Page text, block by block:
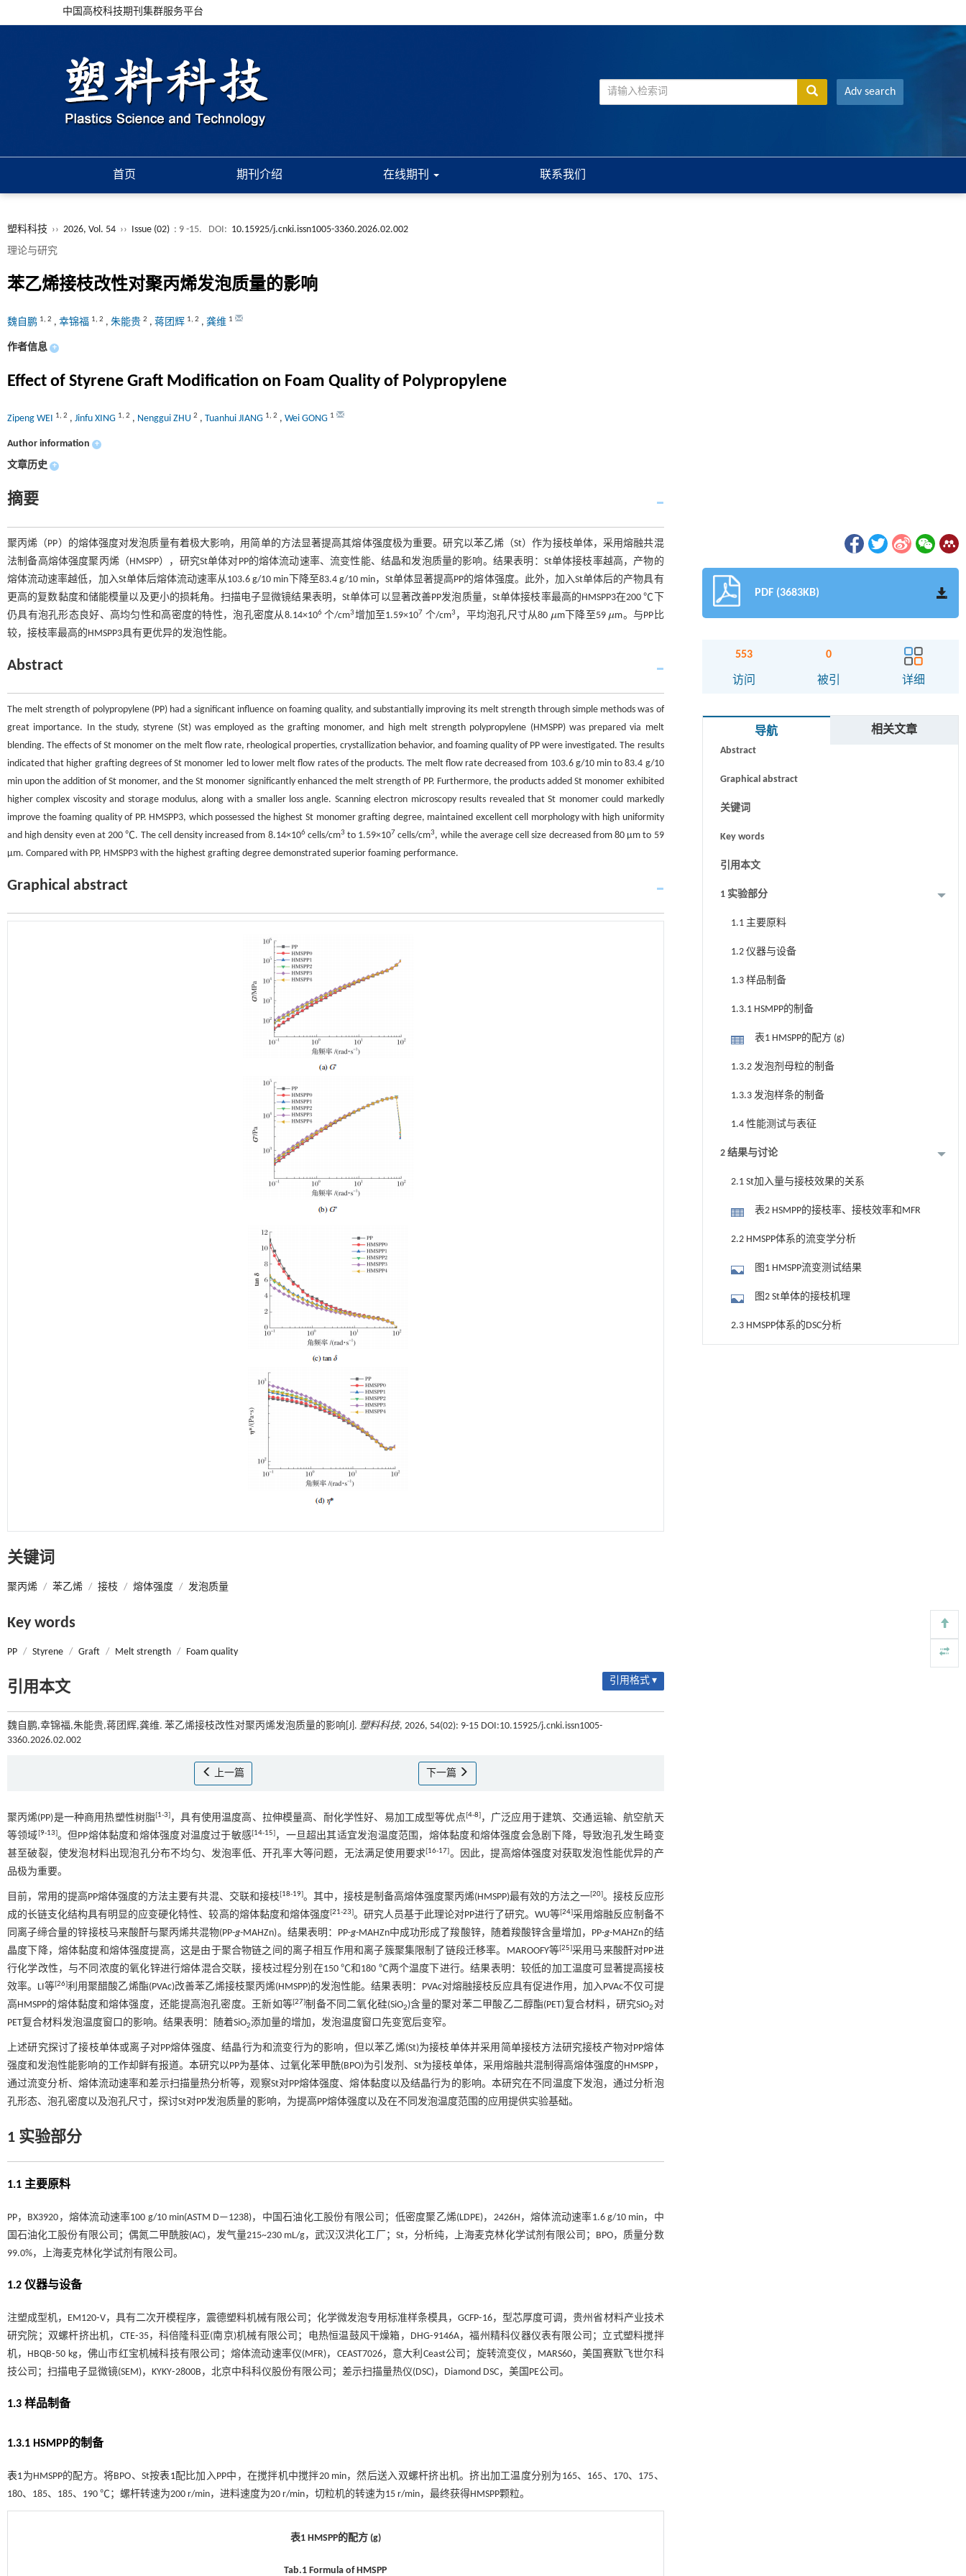
中国高校科技期刊集群服务平台
Adv search
首页 期刊介绍 在线期刊 联系我们
塑料科技 ›› 2026, Vol. 54 ›› Issue (02) : 9 -15. DOI: 10.15925/j.cnki.issn1005-3360.2026.02.002
理论与研究
苯乙烯接枝改性对聚丙烯发泡质量的影响
魏自鹏 1, 2 , 幸锦福 1, 2 , 朱能贵 2 , 蒋团辉 1, 2 , 龚维 1
作者信息 +
Effect of Styrene Graft Modification on Foam Quality of Polypropylene
Zipeng WEI 1, 2 , Jinfu XING 1, 2 , Nenggui ZHU 2 , Tuanhui JIANG 1, 2 , Wei GONG 1
Author information +
文章历史 +
摘要
聚丙烯（PP）的熔体强度对发泡质量有着极大影响，用简单的方法显著提高其熔体强度极为重要。研究以苯乙烯（St）作为接枝单体，采用熔融共混
法制备高熔体强度聚丙烯（HMSPP），研究St单体对PP的熔体流动速率、流变性能、结晶和发泡质量的影响。结果表明：St单体接枝率越高，产物的
熔体流动速率越低，加入St单体后熔体流动速率从103.6 g/10 min下降至83.4 g/10 min，St单体显著提高PP的熔体强度。此外，加入St单体后的产物具有
更高的复数黏度和储能模量以及更小的损耗角。扫描电子显微镜结果表明，St单体可以显著改善PP发泡质量，St单体接枝率最高的HMSPP3在200 ℃下
仍具有泡孔形态良好、高均匀性和高密度的特性，泡孔密度从8.14×106个/cm3增加至1.59×107 个/cm3 ，平均泡孔尺寸从80 μ
μm下降至59μ
μm。与PP比
较，接枝率最高的HMSPP3具有更优异的发泡性能。
Abstract
The melt strength of polypropylene (PP) had a significant influence on foaming quality, and substantially improving its melt strength through simple methods was of
great importance. In the study, styrene (St) was employed as the grafting monomer, and high melt strength polypropylene (HMSPP) was prepared via melt
blending. The effects of St monomer on the melt flow rate, rheological properties, crystallization behavior, and foaming quality of PP were investigated. The results
indicated that higher grafting degrees of St monomer led to lower melt flow rates of the products. The melt flow rate decreased from 103.6 g/10 min to 83.4 g/10
min upon the addition of St monomer, and the St monomer significantly enhanced the melt strength of PP. Furthermore, the products added St monomer exhibited
higher complex viscosity and storage modulus, along with a smaller loss angle. Scanning electron microscopy results revealed that St monomer could markedly
improve the foaming quality of PP. HMSPP3, which possessed the highest St monomer grafting degree, maintained excellent cell morphology with high uniformity
and high density even at 200 ℃. The cell density increased from 8.14×106cells/cm3 to 1.59×107 cells/cm3, while the average cell size decreased from 80 μm to 59
μm. Compared with PP, HMSPP3 with the highest grafting degree demonstrated superior foaming performance.
Graphical abstract
关键词
聚丙烯 / 苯乙烯 / 接枝 / 熔体强度 / 发泡质量
Key words
PP / Styrene / Graft / Melt strength / Foam quality
引用本文 引用格式 ▾
魏自鹏,幸锦福,朱能贵,蒋团辉,龚维. 苯乙烯接枝改性对聚丙烯发泡质量的影响[J]. 塑料科技, 2026, 54(02): 9-15 DOI:10.15925/j.cnki.issn1005-
3360.2026.02.002
上一篇 下一篇
聚丙烯(PP)是一种商用热塑性树脂[1-3] ，具有使用温度高、拉伸模量高、耐化学性好、易加工成型等优点[4-8]，广泛应用于建筑、交通运输、航空航天
等领域[9-13]。但PP熔体黏度和熔体强度对温度过于敏感[14-15] ，一旦超出其适宜发泡温度范围，熔体黏度和熔体强度会急剧下降，导致泡孔发生畸变
甚至破裂，使发泡材料出现泡孔分布不均匀、发泡率低、开孔率大等问题，无法满足使用要求[16-17]。因此，提高熔体强度对获取发泡性能优异的产
品极为重要。
目前，常用的提高PP熔体强度的方法主要有共混、交联和接枝[18-19]。其中，接枝是制备高熔体强度聚丙烯(HMSPP)最有效的方法之一[20]。接枝反应形
成的长链支化结构具有明显的应变硬化特性、较高的熔体黏度和熔体强度[21-23]。研究人员基于此理论对PP进行了研究。WU等[24]采用熔融反应制备不
同离子缔合量的锌接枝马来酸酐与聚丙烯共混物(PP-g-MAHZn)。结果表明：PP-g-MAHZn中成功形成了羧酸锌，随着羧酸锌含量增加，PP-g-MAHZn的结
晶度下降，熔体黏度和熔体强度提高，这是由于聚合物链之间的离子相互作用和离子簇聚集限制了链段迁移率。MAROOFY等[25]采用马来酸酐对PP进
行化学改性，与不同浓度的氧化锌进行熔体混合交联，接枝过程分别在150 ℃和180 ℃两个温度下进行。结果表明：较低的加工温度可显著提高接枝
效率。LI等[26]利用聚醋酸乙烯酯(PVAc)改善苯乙烯接枝聚丙烯(HMSPP)的发泡性能。结果表明：PVAc对熔融接枝反应具有促进作用，加入PVAc不仅可提
高HMSPP的熔体黏度和熔体强度，还能提高泡孔密度。王新如等[27]制备不同二氧化硅(SiO2)含量的聚对苯二甲酸乙二醇酯(PET)复合材料，研究SiO2 对
PET复合材料发泡温度窗口的影响。结果表明：随着SiO2添加量的增加，发泡温度窗口先变宽后变窄。
上述研究探讨了接枝单体或离子对PP熔体强度、结晶行为和流变行为的影响，但以苯乙烯(St)为接枝单体并采用简单接枝方法研究接枝产物对PP熔体
强度和发泡性能影响的工作却鲜有报道。本研究以PP为基体、过氧化苯甲酰(BPO)为引发剂、St为接枝单体，采用熔融共混制得高熔体强度的HMSPP，
通过流变分析、熔体流动速率和差示扫描量热分析等，观察St对PP熔体强度、熔体黏度以及结晶行为的影响。本研究在不同温度下发泡，通过分析泡
孔形态、泡孔密度以及泡孔尺寸，探讨St对PP发泡质量的影响，为提高PP熔体强度以及在不同发泡温度范围的应用提供实验基础。
1 实验部分
1.1 主要原料
PP，BX3920，熔体流动速率100 g/10 min(ASTM D—1238)，中国石油化工股份有限公司；低密度聚乙烯(LDPE)，2426H，熔体流动速率1.6 g/10 min，中
国石油化工股份有限公司；偶氮二甲酰胺(AC)，发气量215~230 mL/g，武汉汉洪化工厂；St，分析纯，上海麦克林化学试剂有限公司；BPO，质量分数
99.0%，上海麦克林化学试剂有限公司。
1.2 仪器与设备
注塑成型机，EM120⁃V，具有二次开模程序，震德塑料机械有限公司；化学微发泡专用标准样条模具，GCFP⁃16，型芯厚度可调，贵州省材料产业技术
研究院；双螺杆挤出机，CTE⁃35，科倍隆科亚(南京)机械有限公司；电热恒温鼓风干燥箱，DHG⁃9146A，福州精科仪器仪表有限公司；立式塑料搅拌
机，HBQB⁃50 kg，佛山市红宝机械科技有限公司；熔体流动速率仪(MFR)，CEAST7026，意大利Ceast公司；旋转流变仪，MARS60，美国赛默飞世尔科
技公司；扫描电子显微镜(SEM)，KYKY⁃2800B，北京中科科仪股份有限公司；差示扫描量热仪(DSC)，Diamond DSC，美国PE公司。
1.3 样品制备
1.3.1 HSMPP的制备
表1为HMSPP的配方。将BPO、St按表1配比加入PP中，在搅拌机中搅拌20 min，然后送入双螺杆挤出机。挤出加工温度分别为165、165、170、175、
180、185、185、190 ℃；螺杆转速为200 r/min，进料速度为20 r/min，切粒机的转速为15 r/min，最终获得HMSPP颗粒。
表1 HMSPP的配方 (g)
Tab.1 Formula of HMSPP
PDF (3683KB)
553
访问
0
被引 详细
导航 相关文章
Abstract
Graphical abstract
关键词
Key words
引用本文
1 实验部分
1.1 主要原料
1.2 仪器与设备
1.3 样品制备
1.3.1 HSMPP的制备
表1 HMSPP的配方 (g)
1.3.2 发泡剂母粒的制备
1.3.3 发泡样条的制备
1.4 性能测试与表征
2 结果与讨论
2.1 St加入量与接枝效果的关系
表2 HSMPP的接枝率、接枝效率和MFR
2.2 HMSPP体系的流变学分析
图1 HMSPP流变测试结果
图2 St单体的接枝机理
2.3 HMSPP体系的DSC分析
agricultural soils in an inter-Andean valley of the
. 2027, Vol.14(2): 27718-